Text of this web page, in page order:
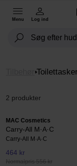
Menu Log ind
2 produkter
MAC Cosmetics
Carry-All M·A·C
Carry-All M·A·C
464 kr
Normalpris 556 kr